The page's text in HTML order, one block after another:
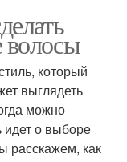
волосы
который
выглядеть
можно
идет о выборе
расскажем, как